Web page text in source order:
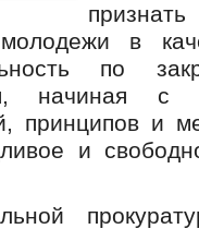
в
по
начиная с
принципов и
и